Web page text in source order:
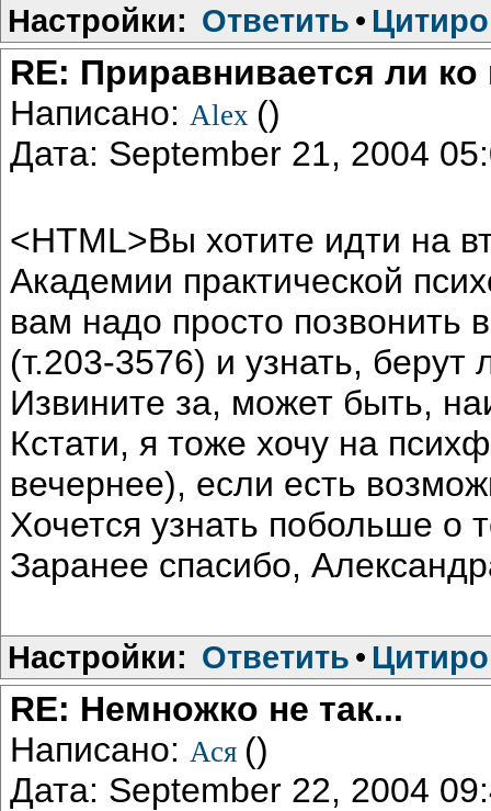
Настройки: Ответить •
RE: Приравнивается ли
Написано: Alex ()
Дата: September 21, 2004
<HTML>Вы хотите идти на
Академии практической
вам надо просто
(т.203-3576) и узнать,
Извините за, может быть,
Кстати, я тоже хочу на
вечернее), если есть
Хочется узнать побольше о
Заранее спасибо,
Настройки: Ответить •
RE: Немножко не так...
Написано: Ася ()
Дата: September 22, 2004